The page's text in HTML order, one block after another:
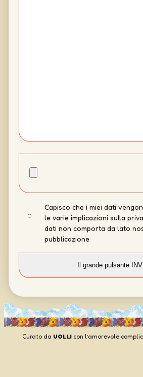
Capisco che i miei dati
le varie implicazioni sulla
dati non comporta da lato
pubblicazione
Curato da UOLLIcon l’amorevole